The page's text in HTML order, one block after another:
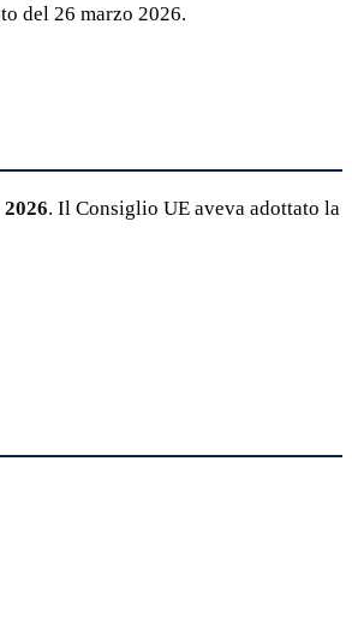
del 26 marzo 2026.
. Il Consiglio UE aveva adottato la